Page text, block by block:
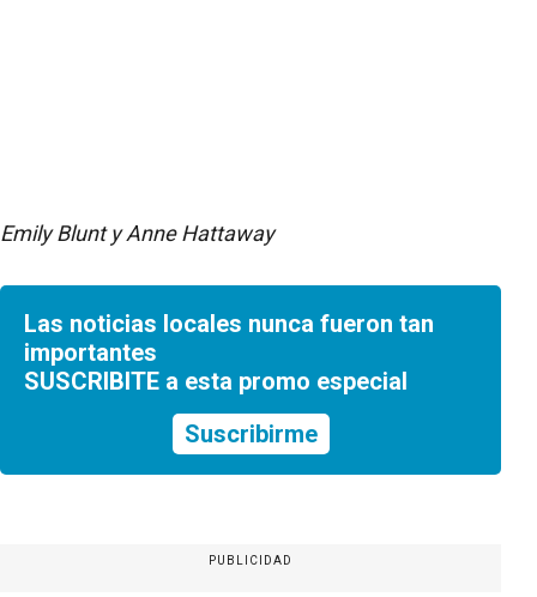
Emily Blunt y Anne Hattaway
Las noticias locales nunca fueron tan
importantes
SUSCRIBITE a esta promo especial
Suscribirme
PUBLICIDAD